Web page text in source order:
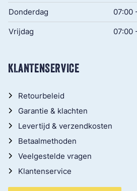
Donderdag 07:00
Vrijdag 07:00
KLANTENSERVICE
Retourbeleid
Garantie & klachten
Levertijd & verzendkosten
Betaalmethoden
Veelgestelde vragen
Klantenservice